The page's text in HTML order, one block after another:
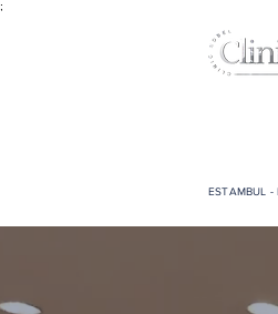
;
ESTAMBUL -